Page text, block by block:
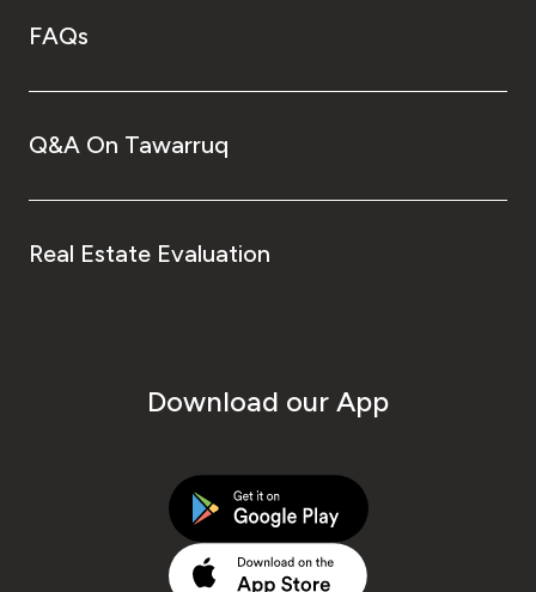
FAQs
Q&A On Tawarruq
Real Estate Evaluation
Download our App